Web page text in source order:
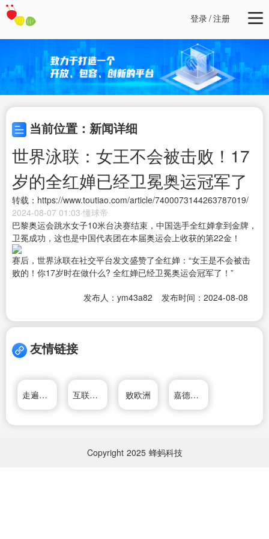
登录/注册
当前位置：新闻详细
世界泳联：女王不会被击败！17
岁的全红婵已经卫冕奥运冠军了
转载：https://www.toutiao.com/article/7400073144263787019/
2024-08-07 01:03·懂球帝
巴黎奥运会跳水女子10米台决赛结束，中国选手全红婵拿到金牌，
卫冕成功，这也是中国代表团在本届奥运会上收获的第22金！
赛后，世界泳联在社交平台发文盛赞了全红婵：“女王是不会被击
败的！你17岁时在做什么? 全红婵已经卫冕奥运会冠军了！”
发布人：ym43a82 发布时间：2024-08-08
友情链接
走遍欧洲 互联网的一些事 败欧洲 嘉德移民
Copyright 2025 蜂蚂科技